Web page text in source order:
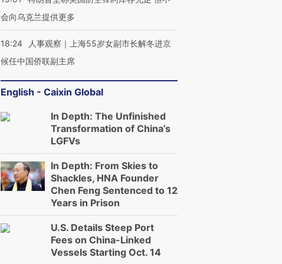
会向乌克兰提供更多
18:24
人事观察｜上海55岁女副市长解冬进京
候任中国侨联副主席
English - Caixin Global
In Depth: The Unfinished
Transformation of China’s
LGFVs
In Depth: From Skies to
Shackles, HNA Founder
Chen Feng Sentenced to 12
Years in Prison
U.S. Details Steep Port
Fees on China-Linked
Vessels Starting Oct. 14